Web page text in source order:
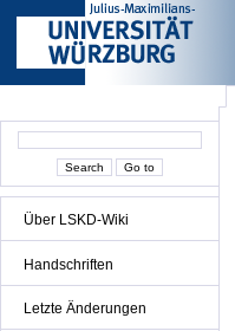
Über LSKD-Wiki
Handschriften
Letzte Änderungen